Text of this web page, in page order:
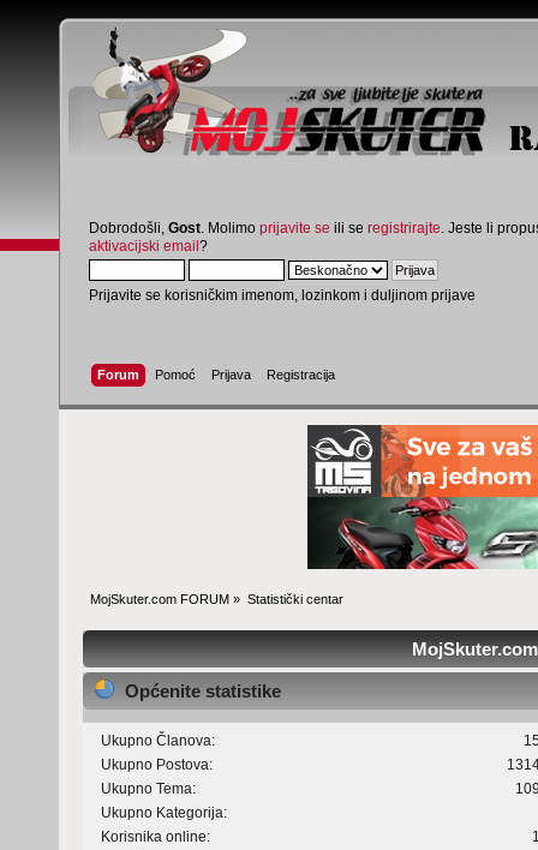
Dobrodošli, Gost . Molimo prijavite se ili se registrirajte . Jeste li
aktivacijski email?
Prijavite se korisničkim imenom, lozinkom i duljinom prijave
Forum Pomoć Prijava Registracija
MojSkuter.com FORUM » Statistički centar
Općenite statistike
Ukupno Članova:
Ukupno Postova:
Ukupno Tema:
Ukupno Kategorija:
Korisnika online: